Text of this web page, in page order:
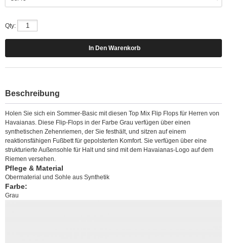
Qty:
Beschreibung
Holen Sie sich ein Sommer-Basic mit diesen Top Mix Flip Flops für Herren von
Havaianas. Diese Flip-Flops in der Farbe Grau verfügen über einen
synthetischen Zehenriemen, der Sie festhält, und sitzen auf einem
reaktionsfähigen Fußbett für gepolsterten Komfort. Sie verfügen über eine
strukturierte Außensohle für Halt und sind mit dem Havaianas-Logo auf dem
Riemen versehen.
Pflege & Material
Obermaterial und Sohle aus Synthetik
Farbe:
Grau